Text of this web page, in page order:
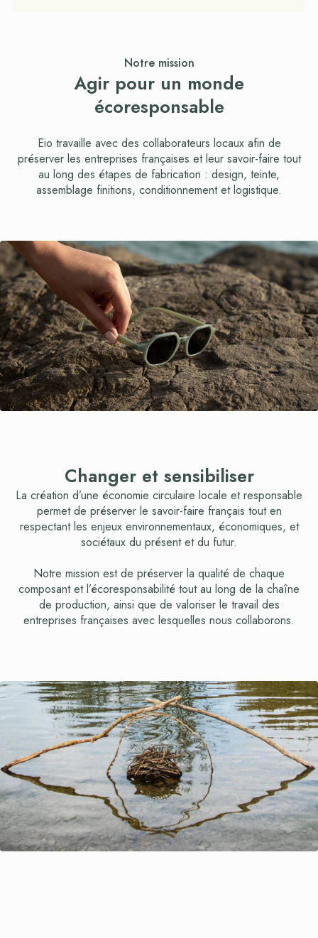
Notre mission
Agir pour un monde
écoresponsable
Eio travaille avec des collaborateurs locaux afin de
préserver les entreprises françaises et leur savoir-faire tout
au long des étapes de fabrication : design, teinte,
assemblage finitions, conditionnement et logistique.
Changer et sensibiliser
La création d’une économie circulaire locale et responsable
permet de préserver le savoir-faire français tout en
respectant les enjeux environnementaux, économiques, et
sociétaux du présent et du futur.
Notre mission est de préserver la qualité de chaque
composant et l’écoresponsabilité tout au long de la chaîne
de production, ainsi que de valoriser le travail des
entreprises françaises avec lesquelles nous collaborons.